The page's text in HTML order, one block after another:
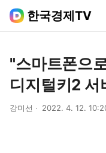
한국경제TV
"스마트폰으
디지털키2 서
강미선 2022. 4. 12.